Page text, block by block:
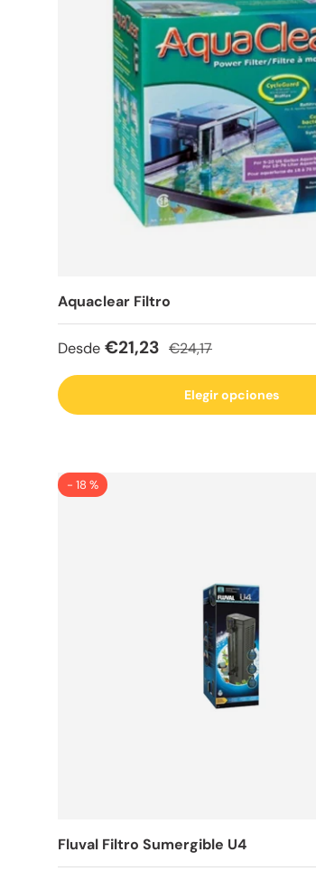
Aquaclear Filtro
Precio de venta
Desde €21,23 Precio normal
€24,17
Elegir opciones
- 18 %
Fluval Filtro Sumergible U4